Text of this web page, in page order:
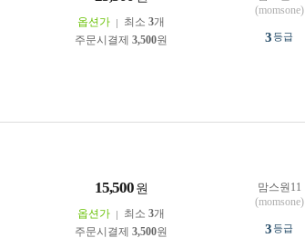
옵션가 최소 3개
주문시결제 3,500원
(momsone)
3등급
15,500 원
옵션가 최소 3개
주문시결제 3,500원
맘스원11
(momsone)
3등급